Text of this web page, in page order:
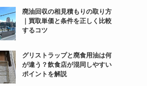
廃油回収の相見積もりの取り方
｜買取単価と条件を正しく比較
するコツ
グリストラップと廃食用油は何
が違う？飲食店が混同しやすい
ポイントを解説